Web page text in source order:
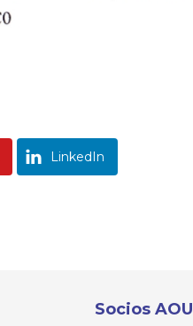
LinkedIn
Socios AOU